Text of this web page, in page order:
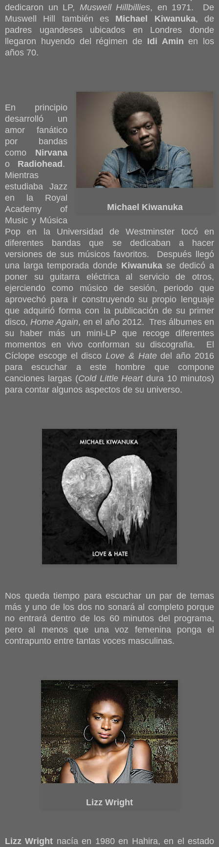
dedicaron un LP, Muswell Hillbillies, en 1971. De
Muswell Hill también es Michael Kiwanuka, de
padres ugandeses ubicados en Londres donde
llegaron huyendo del régimen de Idi Amin en los
años 70.
Michael Kiwanuka
En principio
desarrolló un
amor fanático
por bandas
como Nirvana
o Radiohead .
Mientras
estudiaba Jazz
en la Royal
Academy of
Music y Música
Pop en la Universidad de Westminster tocó en
diferentes bandas que se dedicaban a hacer
versiones de sus músicos favoritos. Después llegó
una larga temporada donde Kiwanuka se dedicó a
poner su guitarra eléctrica al servicio de otros,
ejerciendo como músico de sesión, periodo que
aprovechó para ir construyendo su propio lenguaje
que adquirió forma con la publicación de su primer
disco,Home Again, en el año 2012. Tres álbumes en
su haber más un mini-LP que recoge diferentes
momentos en vivo conforman su discografia. El
Cíclope escoge el discoLove & Hatedel año 2016
para escuchar a este hombre que compone
canciones largas (Cold Little Heartdura 10 minutos)
para contar algunos aspectos de su universo.
Nos queda tiempo para escuchar un par de temas
más y uno de los dos no sonará al completo porque
no entrará dentro de los 60 minutos del programa,
pero al menos que una voz femenina ponga el
contrapunto entre tantas voces masculinas.
Lizz Wright
Lizz Wright nacía en 1980 en Hahira, en el estado